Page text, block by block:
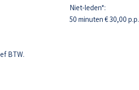
Niet-leden*:
50 minuten € 30,00 p.p.
BTW.